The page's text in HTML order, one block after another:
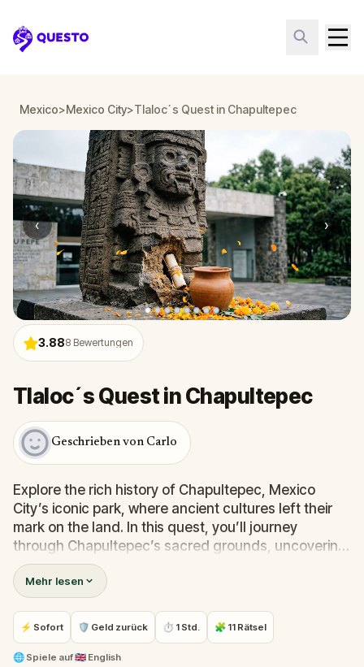
Questo
Mexico>Mexico City>Tlaloc´s Quest in Chapultepec
‹ ›
3.888 Bewertungen
Tlaloc´s Quest in Chapultepec
Geschrieben von Carlo
Explore the rich history of Chapultepec, Mexico
City’s iconic park, where ancient cultures left their
mark on the land. In this quest, you’ll journey
through Chapultepec’s sacred grounds, uncovering
secrets of the Aztecs and other civilizations that
once thrived here.Follow hidden clues, solve cultural
puzzles, and unlock stories that bring Mexico’s
vibrant past to life. Discover if you have what it takes
to piece together the mysteries of Chapultepec and
connect with the wisdom of ancient Mexico.
Mehr lesen
⚡ Sofort 🛡 Geld zurück ⏱ 1 Std. 🧩 11 Rätsel
🌐 Spiele auf🇬🇧 English